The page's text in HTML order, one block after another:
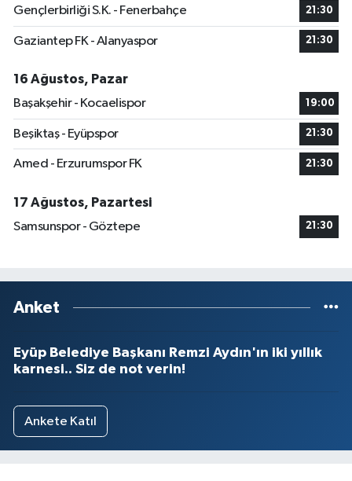
Gençlerbirliği S.K. - Fenerbahçe 21:30
Gaziantep FK - Alanyaspor 21:30
16 Ağustos, Pazar
Başakşehir - Kocaelispor
19:00
Beşiktaş - Eyüpspor 21:30
Amed - Erzurumspor FK 21:30
17 Ağustos, Pazartesi
Samsunspor - Göztepe
21:30
Anket
Eyüp Belediye Başkanı Remzi Aydın'ın iki yıllık
karnesi.. Siz de not verin!
Ankete Katıl